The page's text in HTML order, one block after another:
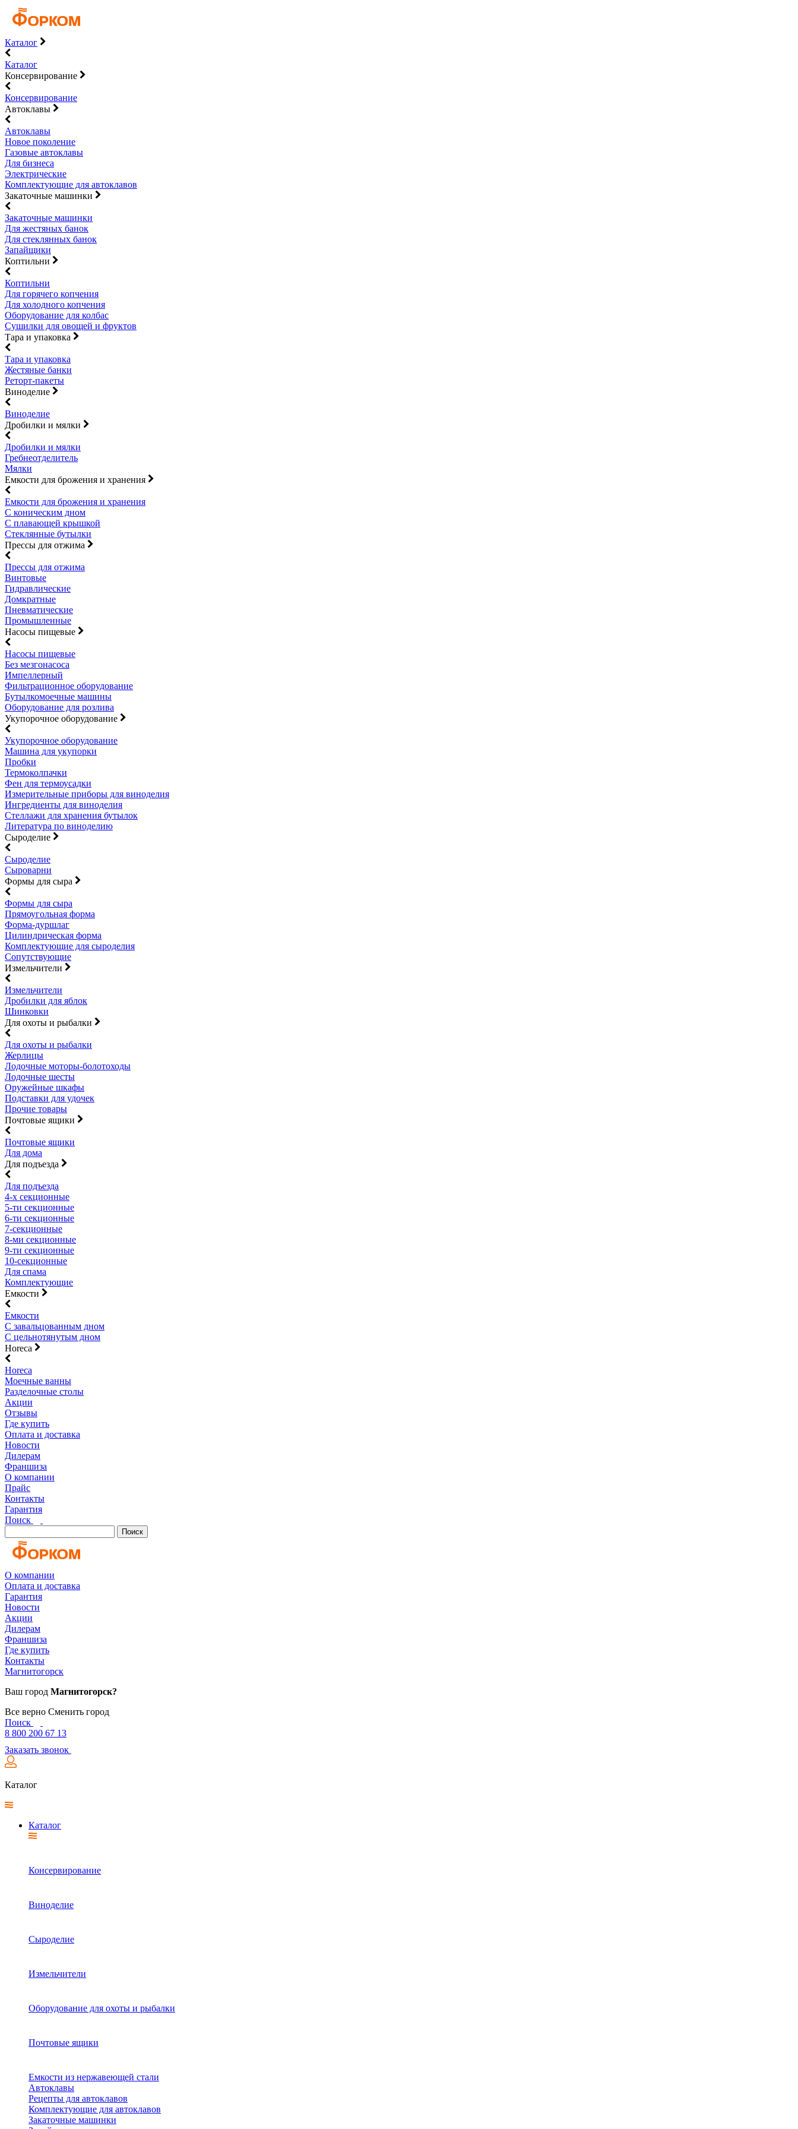
Каталог
Каталог
Консервирование
Консервирование
Автоклавы
Автоклавы
Новое поколение
Газовые автоклавы
Для бизнеса
Электрические
Комплектующие для автоклавов
Закаточные машинки
Закаточные машинки
Для жестяных банок
Для стеклянных банок
Запайщики
Коптильни
Коптильни
Для горячего копчения
Для холодного копчения
Оборудование для колбас
Сушилки для овощей и фруктов
Тара и упаковка
Тара и упаковка
Жестяные банки
Реторт-пакеты
Виноделие
Виноделие
Дробилки и мялки
Дробилки и мялки
Гребнеотделитель
Мялки
Емкости для брожения и хранения
Емкости для брожения и хранения
С коническим дном
С плавающей крышкой
Стеклянные бутылки
Прессы для отжима
Прессы для отжима
Винтовые
Гидравлические
Домкратные
Пневматические
Промышленные
Насосы пищевые
Насосы пищевые
Без мезгонасоса
Импеллерный
Фильтрационное оборудование
Бутылкомоечные машины
Оборудование для розлива
Укупорочное оборудование
Укупорочное оборудование
Машина для укупорки
Пробки
Термоколпачки
Фен для термоусадки
Измерительные приборы для виноделия
Ингредиенты для виноделия
Стеллажи для хранения бутылок
Литература по виноделию
Сыроделие
Сыроделие
Сыроварни
Формы для сыра
Формы для сыра
Прямоугольная форма
Форма-дуршлаг
Цилиндрическая форма
Комплектующие для сыроделия
Сопутствующие
Измельчители
Измельчители
Дробилки для яблок
Шинковки
Для охоты и рыбалки
Для охоты и рыбалки
Жерлицы
Лодочные моторы-болотоходы
Лодочные шесты
Оружейные шкафы
Подставки для удочек
Прочие товары
Почтовые ящики
Почтовые ящики
Для дома
Для подъезда
Для подъезда
4-х секционные
5-ти секционные
6-ти секционные
7-секционные
8-ми секционные
9-ти секционные
10-секционные
Для спама
Комплектующие
Емкости
Емкости
С завальцованным дном
С цельнотянутым дном
Horeca
Horeca
Моечные ванны
Разделочные столы
Акции
Отзывы
Где купить
Оплата и доставка
Новости
Дилерам
Франшиза
О компании
Прайс
Контакты
Гарантия
Поиск
Поиск
О компании
Оплата и доставка
Гарантия
Новости
Акции
Дилерам
Франшиза
Где купить
Контакты
Магнитогорск
Ваш город Магнитогорск?
Все верно Сменить город
Поиск
8 800 200 67 13
Заказать звонок
Каталог
Каталог
Консервирование
Виноделие
Сыроделие
Измельчители
Оборудование для охоты и рыбалки
Почтовые ящики
Емкости из нержавеющей стали
Автоклавы
Рецепты для автоклавов
Комплектующие для автоклавов
Закаточные машинки